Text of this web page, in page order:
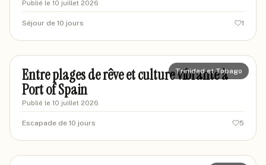
Publié le 10 juillet 2026
Séjour de 10 jours 1
mariavoyages87
Trinidad et Tobago
Entre plages de rêve et culture vibrante à
Port of Spain
Publié le 10 juillet 2026
Escapade de 10 jours 5
marievoyages42